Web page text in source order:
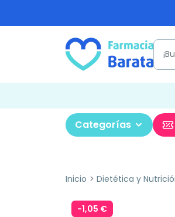
Categorías
Inicio Dietética y
-1,05 €